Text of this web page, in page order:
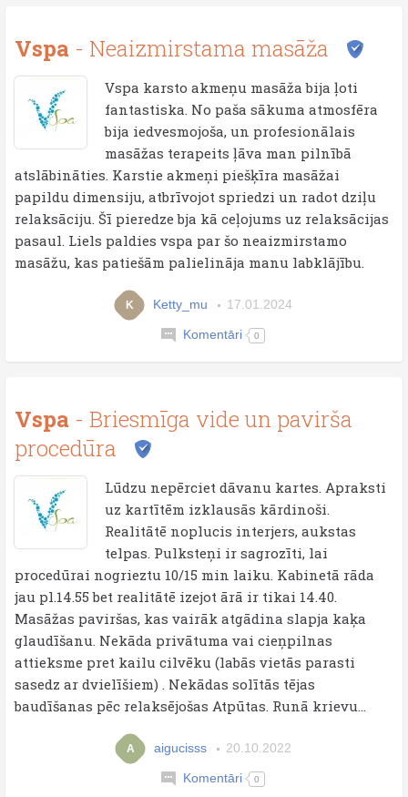
Vspa - Neaizmirstama masāža
Vspa karsto akmeņu masāža bija ļoti
fantastiska. No paša sākuma atmosfēra
bija iedvesmojoša, un profesionālais
masāžas terapeits ļāva man pilnībā
atslābināties. Karstie akmeņi piešķīra masāžai
papildu dimensiju, atbrīvojot spriedzi un radot dziļu
relaksāciju. Šī pieredze bja kā ceļojums uz relaksācijas
pasaul. Liels paldies vspa par šo neaizmirstamo
masāžu, kas patiešām palielināja manu labklājību.
K Ketty_mu 17.01.2024
Komentāri 0
Vspa - Briesmīga vide un pavirša
procedūra
Lūdzu nepērciet dāvanu kartes. Apraksti
uz kartītēm izklausās kārdinoši.
Realitātē noplucis interjers, aukstas
telpas. Pulksteņi ir sagrozīti, lai
procedūrai nogrieztu 10/15 min laiku. Kabinetā rāda
jau pl.14.55 bet realitātē izejot ārā ir tikai 14.40.
Masāžas paviršas, kas vairāk atgādina slapja kaķa
glaudīšanu. Nekāda privātuma vai cieņpilnas
attieksme pret kailu cilvēku (labās vietās parasti
sasedz ar dvielīšiem) . Nekādas solītās tējas
baudīšanas pēc relaksējošas Atpūtas. Runā krievu...
A aigucisss 20.10.2022
Komentāri 0